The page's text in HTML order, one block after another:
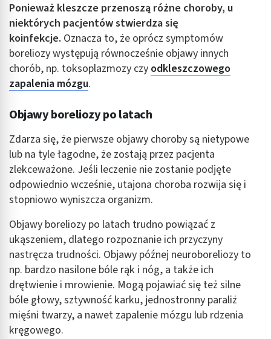
Ponieważ kleszcze przenoszą różne choroby, u
niektórych pacjentów stwierdza się
koinfekcje. Oznacza to, że oprócz symptomów
boreliozy występują równocześnie objawy innych
chorób, np. toksoplazmozy czy odkleszczowego
zapalenia mózgu.
Objawy boreliozy po latach
Zdarza się, że pierwsze objawy choroby są nietypowe
lub na tyle łagodne, że zostają przez pacjenta
zlekceważone. Jeśli leczenie nie zostanie podjęte
odpowiednio wcześnie, utajona choroba rozwija się i
stopniowo wyniszcza organizm.
Objawy boreliozy po latach trudno powiązać z
ukąszeniem, dlatego rozpoznanie ich przyczyny
nastręcza trudności. Objawy późnej neuroboreliozy to
np. bardzo nasilone bóle rąk i nóg, a także ich
drętwienie i mrowienie. Mogą pojawiać się też silne
bóle głowy, sztywność karku, jednostronny paraliż
mięśni twarzy, a nawet zapalenie mózgu lub rdzenia
kręgowego.